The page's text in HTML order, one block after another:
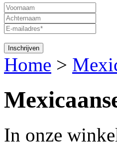
Home >
In onze